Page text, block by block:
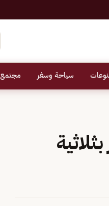
سياحة وسفر مجتمع